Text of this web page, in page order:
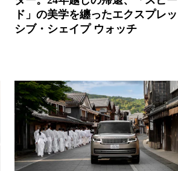
ド」の美学を纏ったエクスプレッ
シブ・シェイプ ウォッチ